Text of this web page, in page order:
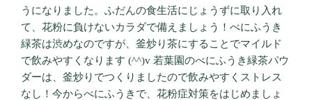
うになりました。ふだんの食生活にじょうずに取り入れ
て、花粉に負けないカラダで備えましょう！べにふうき
緑茶は渋めなのですが、釜炒り茶にすることでマイルド
で飲みやすくなります (^^)v 若葉園のべにふうき緑茶パウ
ダーは、釜炒りでつくりましたので飲みやすくストレス
なし！今からべにふうきで、花粉症対策をはじめましょ